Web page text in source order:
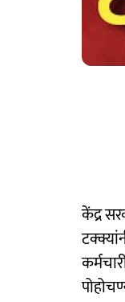
केंद्र